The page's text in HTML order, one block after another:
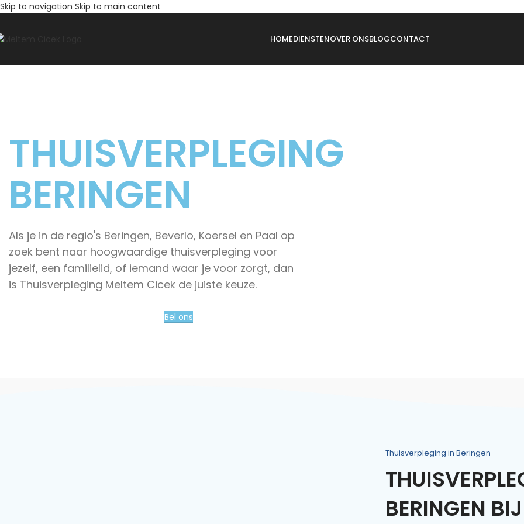
Skip to navigation Skip to main content
HOMEDIENSTENOVER ONSBLOGCONTACT
THUISVERPLEGING
BERINGEN
Als je in de regio's Beringen, Beverlo, Koersel en Paal op
zoek bent naar hoogwaardige thuisverpleging voor
jezelf, een familielid, of iemand waar je voor zorgt, dan
is Thuisverpleging Meltem Cicek de juiste keuze.
Bel ons
Thuisverpleging in Beringen
BERINGEN BIJ